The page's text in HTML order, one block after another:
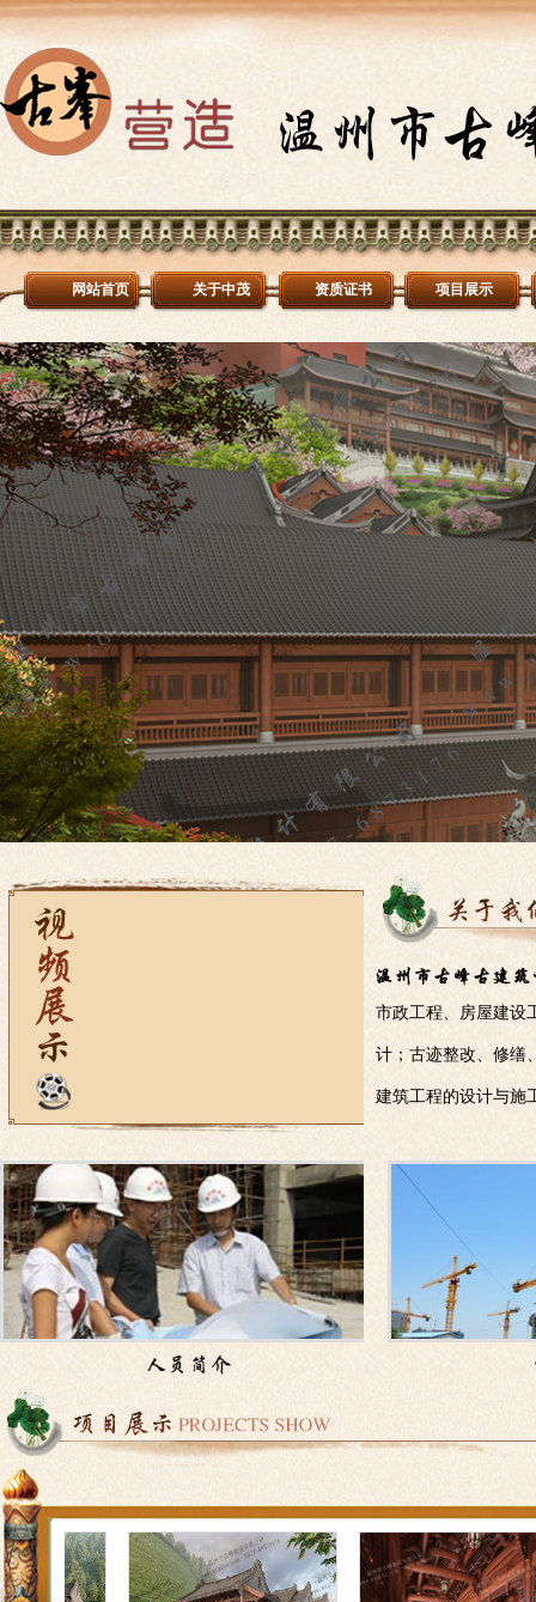
网站首页 关于中茂 资质证书 项目展示
市政工程、房屋建设
计；古迹整改、修缮
建筑工程的设计与施
和温州市非物质文
核心，本着脚踏实